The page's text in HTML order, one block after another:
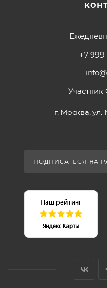
+7 999
г. Москва, ул.
ПОДПИСАТЬСЯ НА